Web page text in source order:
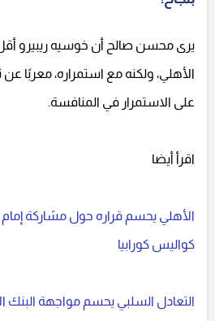
يرى محسن صالح أن خوسيه ريبيرو
الأهلي، ولكنه مع استمراره، معربًا
على الاستمرار في المنافسة.
اقرأ أيضا
الأهلي يحسم قراره حول مشاركة إمام
كواليس كورابيا
التعادل السلبي يحسم مواجهة البنك